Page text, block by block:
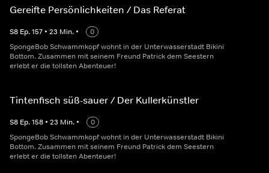
Gereifte Persönlichkeiten / Das Referat
S8 Ep.157 • 23 Min. •
0
SpongeBob Schwammkopf wohnt in der Unterwasserstadt Bikini
Bottom. Zusammen mit seinem Freund Patrick dem Seestern
erlebt er die tollsten Abenteuer!
Tintenfisch süß-sauer / Der Kullerkünstler
S8 Ep.158 • 23 Min. •
0
SpongeBob Schwammkopf wohnt in der Unterwasserstadt Bikini
Bottom. Zusammen mit seinem Freund Patrick dem Seestern
erlebt er die tollsten Abenteuer!